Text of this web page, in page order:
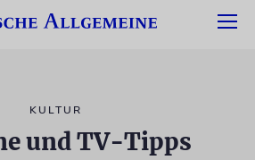
KULTUR
und TV-Tipps